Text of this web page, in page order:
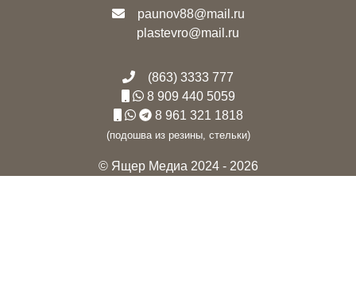
paunov88@mail.ru
plastevro@mail.ru
(863) 3333 777
8 909 440 5059
8 961 321 1818
(подошва из резины, стельки)
© Ящер Медиа 2024 - 2026